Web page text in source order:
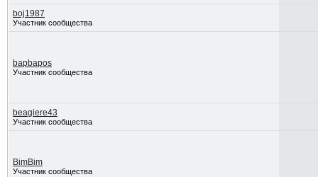
boj1987
Участник сообщества
bapbapos
Участник сообщества
beagiere43
Участник сообщества
BimBim
Участник сообщества